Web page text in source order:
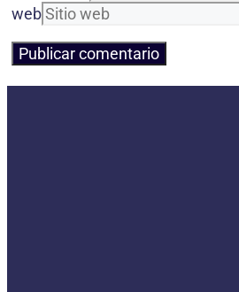
web